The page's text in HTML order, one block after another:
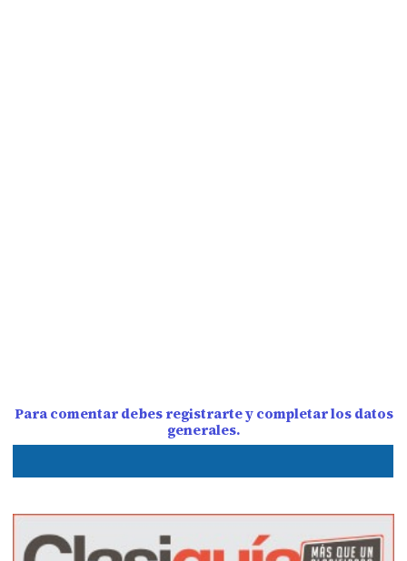
Para comentar debes registrarte y completar los datos
generales.